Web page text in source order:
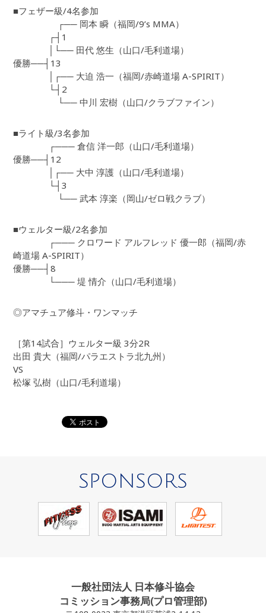
■フェザー級/4名参加
┌── 岡本 瞬（福岡/9’s MMA）
┌┤1
│└── 田代 悠生（山口/毛利道場）
優勝──┤13
│┌── 大迫 浩一（福岡/赤崎道場 A-SPIRIT）
└┤2
└── 中川 宏樹（山口/クラブファイン）
■ライト級/3名参加
┌─── 倉信 洋一郎（山口/毛利道場）
優勝──┤12
│┌── 大中 淳護（山口/毛利道場）
└┤3
└── 武本 淳楽（岡山/ゼロ戦クラブ）
■ウェルター級/2名参加
┌─── クロワード アルフレッド 優一郎（福岡/赤
崎道場 A-SPIRIT）
優勝──┤8
└─── 堤 情介（山口/毛利道場）
◎アマチュア修斗・ワンマッチ
［第14試合］ウェルター級 3分2R
出田 貴大（福岡/パラエストラ北九州）
VS
松塚 弘樹（山口/毛利道場）
SPONSORS
一般社団法人 日本修斗協会
コミッション事務局(プロ管理部)